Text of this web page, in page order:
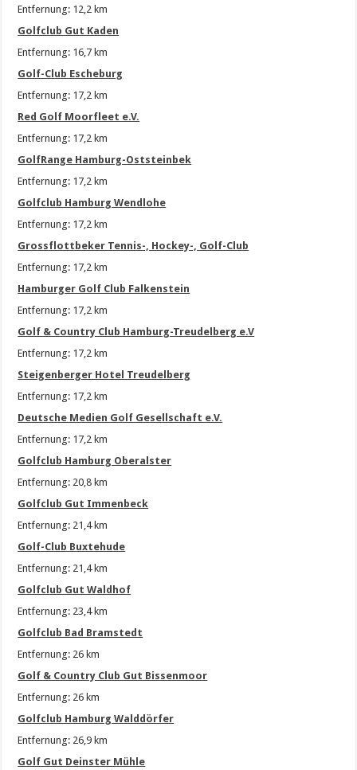
Entfernung: 12,2 km
Golfclub Gut Kaden
Entfernung: 16,7 km
Golf-Club Escheburg
Entfernung: 17,2 km
Red Golf Moorfleet e.V.
Entfernung: 17,2 km
GolfRange Hamburg-Oststeinbek
Entfernung: 17,2 km
Golfclub Hamburg Wendlohe
Entfernung: 17,2 km
Grossflottbeker Tennis-, Hockey-, Golf-Club
Entfernung: 17,2 km
Hamburger Golf Club Falkenstein
Entfernung: 17,2 km
Golf & Country Club Hamburg-Treudelberg e.V
Entfernung: 17,2 km
Steigenberger Hotel Treudelberg
Entfernung: 17,2 km
Deutsche Medien Golf Gesellschaft e.V.
Entfernung: 17,2 km
Golfclub Hamburg Oberalster
Entfernung: 20,8 km
Golfclub Gut Immenbeck
Entfernung: 21,4 km
Golf-Club Buxtehude
Entfernung: 21,4 km
Golfclub Gut Waldhof
Entfernung: 23,4 km
Golfclub Bad Bramstedt
Entfernung: 26 km
Golf & Country Club Gut Bissenmoor
Entfernung: 26 km
Golfclub Hamburg Walddörfer
Entfernung: 26,9 km
Golf Gut Deinster Mühle